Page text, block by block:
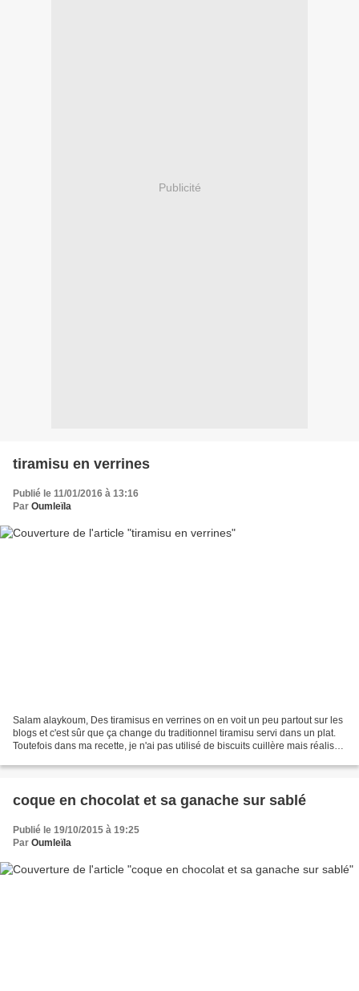
Publicité
tiramisu en verrines
Publié le 11/01/2016 à 13:16
Par Oumleïla
Salam alaykoum, Des tiramisus en verrines on en voit un peu partout sur les
blogs et c'est sûr que ça change du traditionnel tiramisu servi dans un plat.
Toutefois dans ma recette, je n'ai pas utilisé de biscuits cuillère mais réalisé
coque en chocolat et sa ganache sur sablé
Publié le 19/10/2015 à 19:25
Par Oumleïla